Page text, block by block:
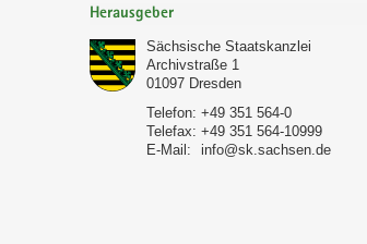
Herausgeber
Sächsische Staatskanzlei
Archivstraße 1
01097 Dresden
Telefon: +49 351 564-0
Telefax: +49 351 564-10999
E-Mail:
info@sk.sachsen.de